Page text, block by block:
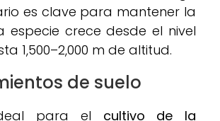
es clave para mantener la
especie crece desde el nivel
1,500–2,000 m de altitud.
de suelo
para el cultivo de la